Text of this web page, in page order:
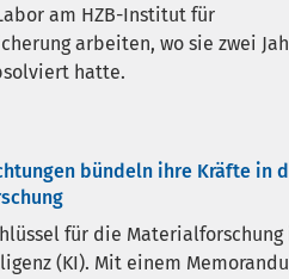
am HZB-Institut für
arbeiten, wo sie zwei
hatte.
bündeln ihre Kräfte in
für die Materialforschung
(KI). Mit einem